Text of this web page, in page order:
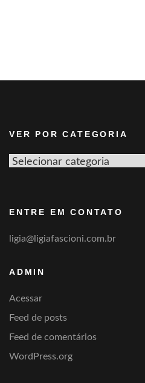
VER POR CATEGORIA
Ver
ENTRE EM CONTATO
ligia@ligiafascioni.com.br
ADMIN
Acessar
Feed de posts
Feed de comentários
WordPress.org